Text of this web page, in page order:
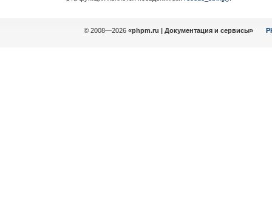
© 2008—2026 «phpm.ru | Документация и сервисы»